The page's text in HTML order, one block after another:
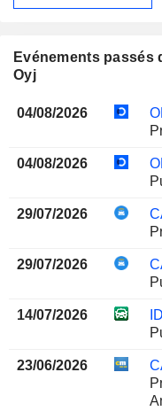
Evénements passés
Oyj
04/08/2026
04/08/2026
29/07/2026
29/07/2026
14/07/2026
23/06/2026